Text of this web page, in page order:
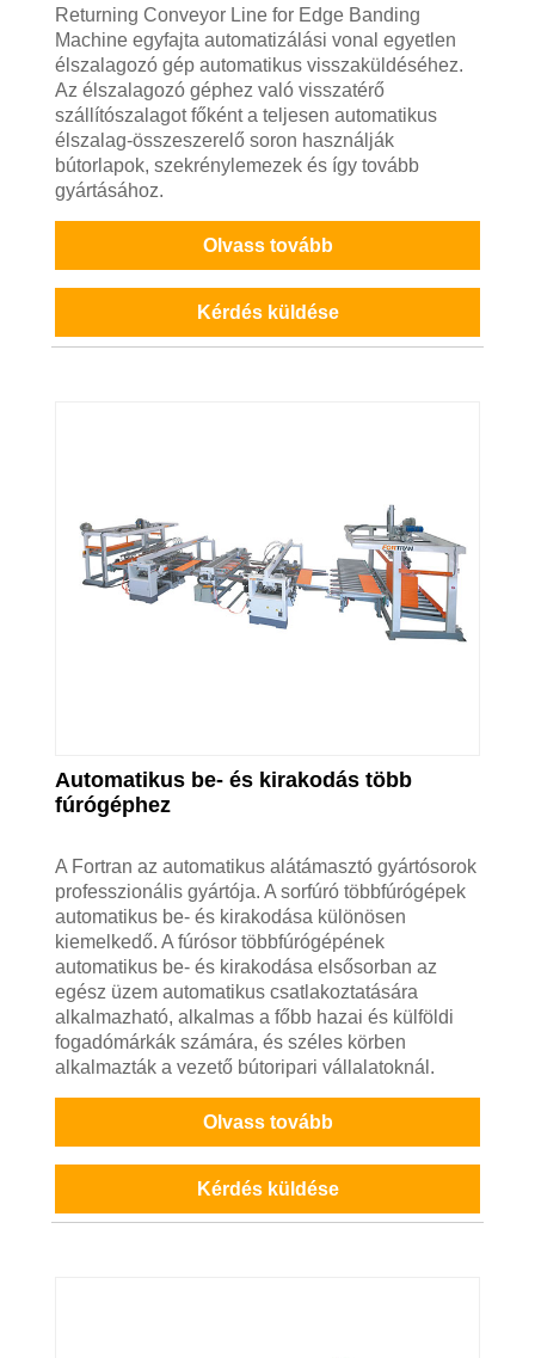
Returning Conveyor Line for Edge Banding
Machine egyfajta automatizálási vonal egyetlen
élszalagozó gép automatikus visszaküldéséhez.
Az élszalagozó géphez való visszatérő
szállítószalagot főként a teljesen automatikus
élszalag-összeszerelő soron használják
bútorlapok, szekrénylemezek és így tovább
gyártásához.
Olvass tovább
Kérdés küldése
Automatikus be- és kirakodás több
fúrógéphez
A Fortran az automatikus alátámasztó gyártósorok
professzionális gyártója. A sorfúró többfúrógépek
automatikus be- és kirakodása különösen
kiemelkedő. A fúrósor többfúrógépének
automatikus be- és kirakodása elsősorban az
egész üzem automatikus csatlakoztatására
alkalmazható, alkalmas a főbb hazai és külföldi
fogadómárkák számára, és széles körben
alkalmazták a vezető bútoripari vállalatoknál.
Olvass tovább
Kérdés küldése